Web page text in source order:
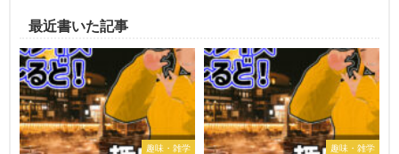
最近書いた記事
趣味・雑学 趣味・雑学